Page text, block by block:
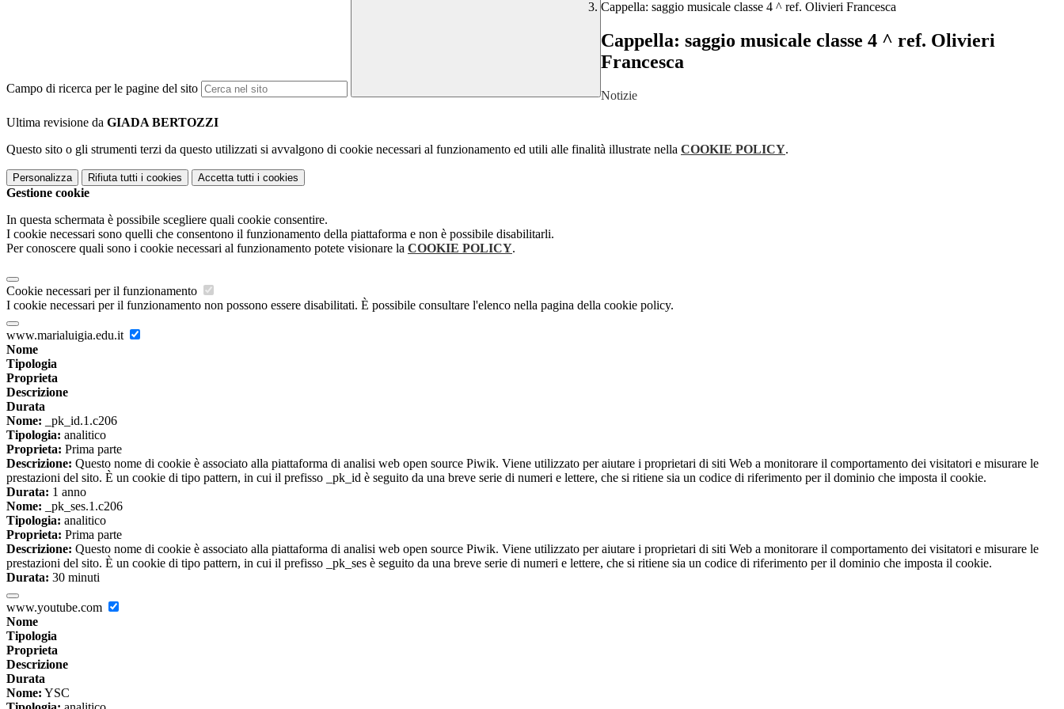
Campo di ricerca per le pagine del sito
Cappella: saggio musicale classe 4 ^ ref. Olivieri Francesca
Cappella: saggio musicale classe 4 ^ ref. Olivieri
Francesca
Notizie
Ultima revisione da GIADA BERTOZZI
Questo sito o gli strumenti terzi da questo utilizzati si avvalgono di cookie necessari al funzionamento ed utili alle finalità illustrate nella COOKIE POLICY.
Personalizza Rifiuta tutti i cookies Accetta tutti i cookies
Gestione cookie
In questa schermata è possibile scegliere quali cookie consentire.
I cookie necessari sono quelli che consentono il funzionamento della piattaforma e non è possibile disabilitarli.
Per conoscere quali sono i cookie necessari al funzionamento potete visionare la COOKIE POLICY.
Cookie necessari per il funzionamento
I cookie necessari per il funzionamento non possono essere disabilitati. È possibile consultare l'elenco nella pagina della cookie policy.
www.marialuigia.edu.it
Nome
Tipologia
Proprieta
Descrizione
Durata
Nome: _pk_id.1.c206
Tipologia: analitico
Proprieta: Prima parte
Descrizione: Questo nome di cookie è associato alla piattaforma di analisi web open source Piwik. Viene utilizzato per aiutare i proprietari di siti Web a monitorare il comportamento dei visitatori e misurare le
prestazioni del sito. È un cookie di tipo pattern, in cui il prefisso _pk_id è seguito da una breve serie di numeri e lettere, che si ritiene sia un codice di riferimento per il dominio che imposta il cookie.
Durata: 1 anno
Nome: _pk_ses.1.c206
Tipologia: analitico
Proprieta: Prima parte
Descrizione: Questo nome di cookie è associato alla piattaforma di analisi web open source Piwik. Viene utilizzato per aiutare i proprietari di siti Web a monitorare il comportamento dei visitatori e misurare le
prestazioni del sito. È un cookie di tipo pattern, in cui il prefisso _pk_ses è seguito da una breve serie di numeri e lettere, che si ritiene sia un codice di riferimento per il dominio che imposta il cookie.
Durata: 30 minuti
www.youtube.com
Nome
Tipologia
Proprieta
Descrizione
Durata
Nome: YSC